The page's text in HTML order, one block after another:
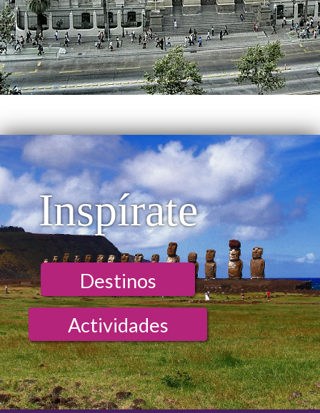
Inspírate
Destinos
Actividades